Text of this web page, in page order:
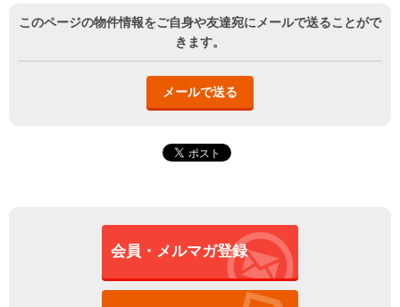
このページの物件情報をご自身や友達宛にメールで送ることがで
きます。
メールで送る
会員・メルマガ登録